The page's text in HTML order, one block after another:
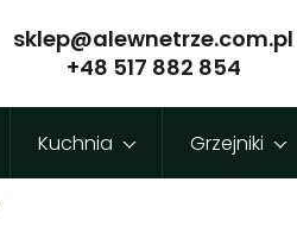
sklep@alewnetrze.com.pl
+48 517 882 854
Kuchnia Grzejniki